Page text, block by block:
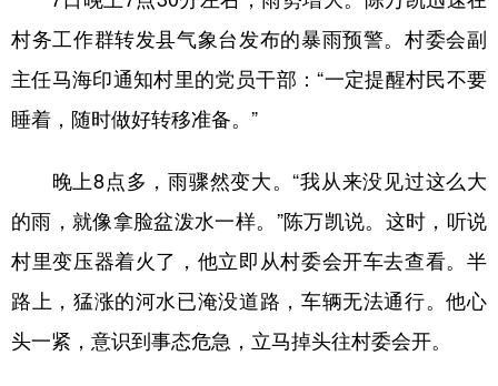
村务工作群转发县气象台发布的暴雨预警。村委会副
主任马海印通知村里的党员干部：“一定提醒村民不要
睡着，随时做好转移准备。”
晚上8点多，雨骤然变大。“我从来没见过这么大
的雨，就像拿脸盆泼水一样。”陈万凯说。这时，听说
村里变压器着火了，他立即从村委会开车去查看。半
路上，猛涨的河水已淹没道路，车辆无法通行。他心
头一紧，意识到事态危急，立马掉头往村委会开。